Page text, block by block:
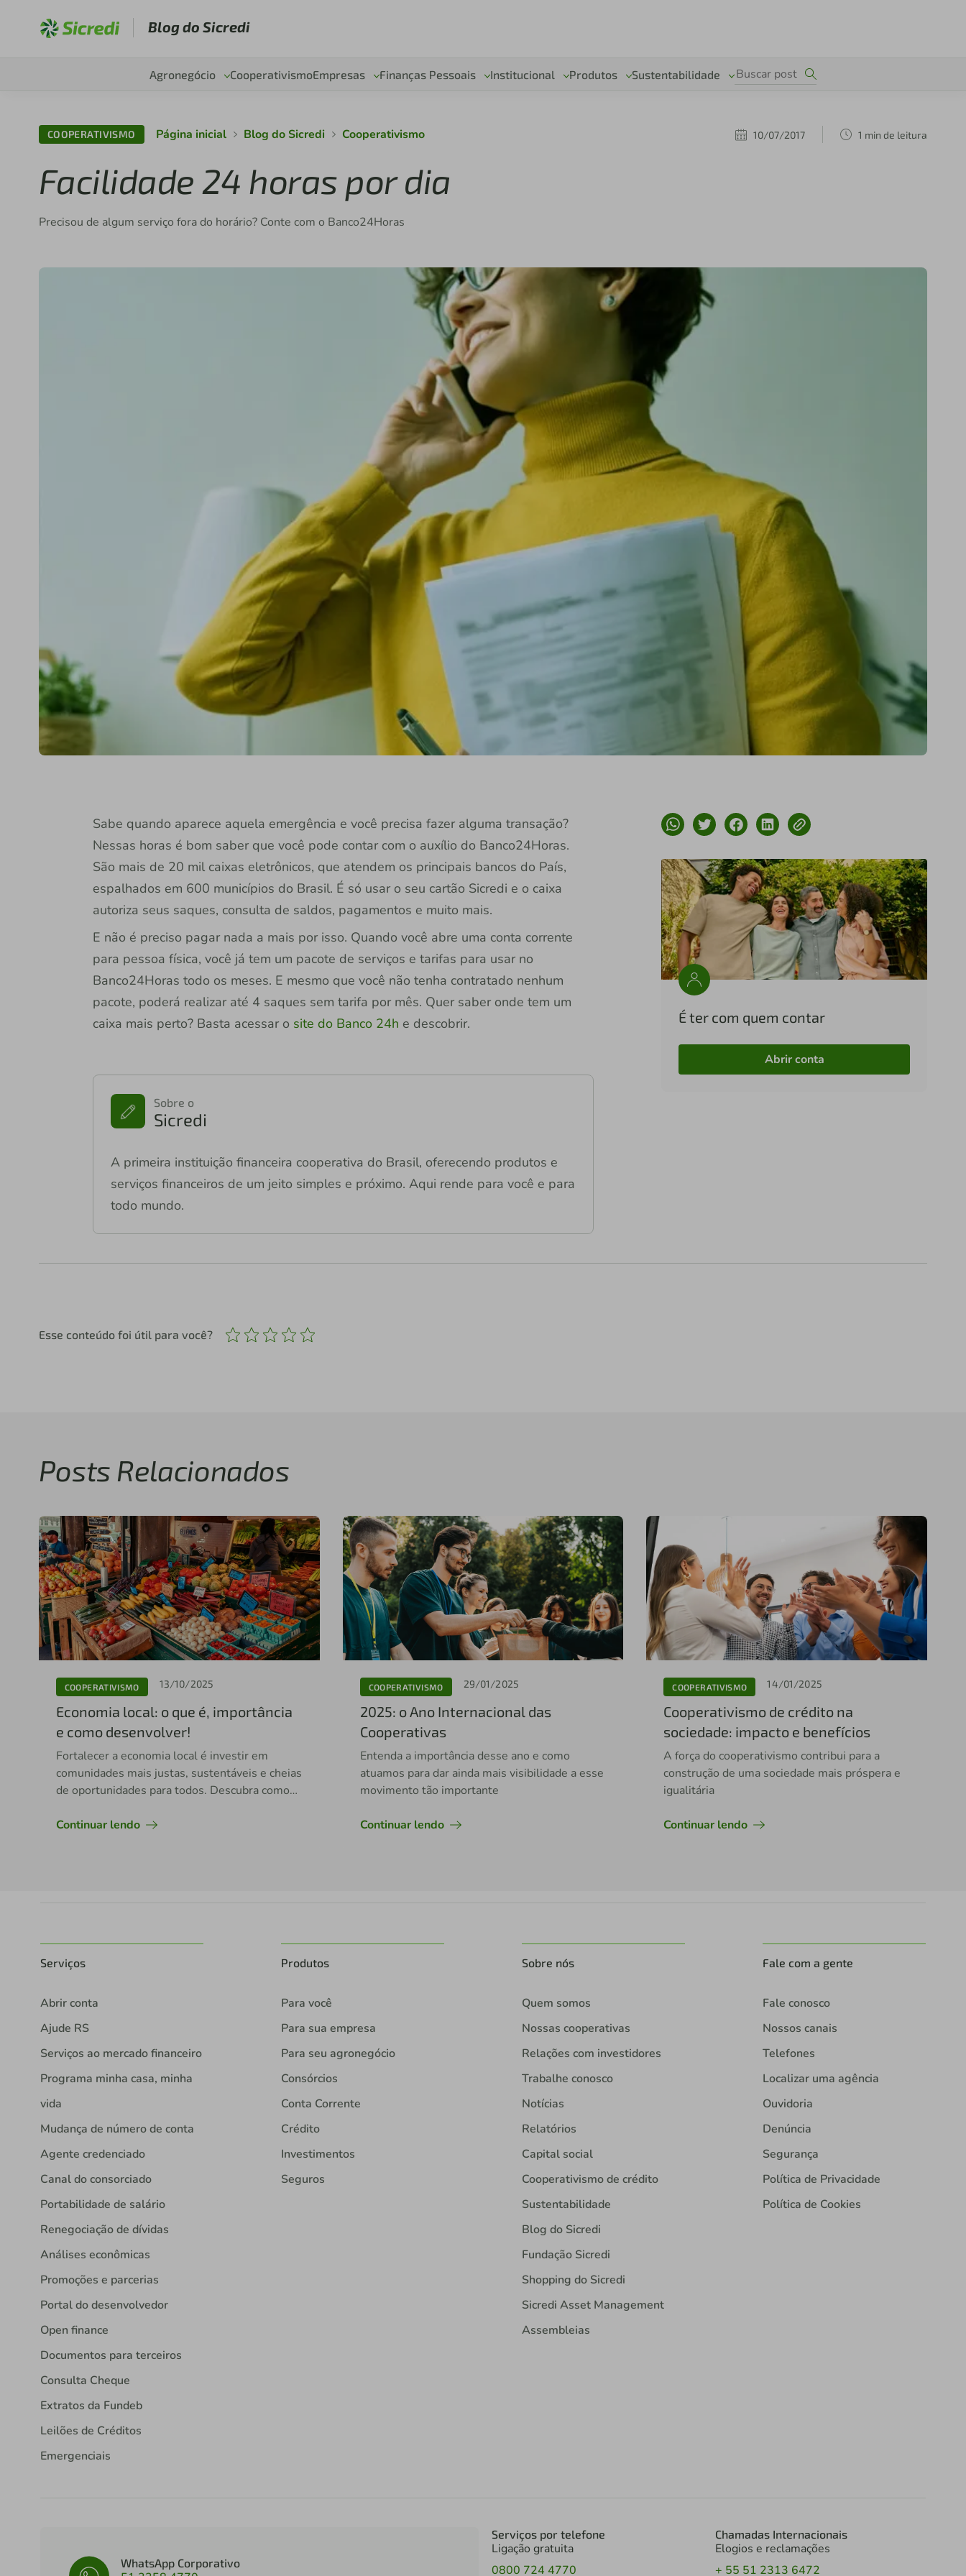
Blog do Sicredi
Agronegócio CooperativismoEmpresas Finanças Pessoais Institucional Produtos Sustentabilidade
COOPERATIVISMO Página inicial Blog do Sicredi Cooperativismo 10/07/2017 1 min de leitura
Facilidade 24 horas por dia
Precisou de algum serviço fora do horário? Conte com o Banco24Horas
Sabe quando aparece aquela emergência e você precisa fazer alguma transação?
Nessas horas é bom saber que você pode contar com o auxílio do Banco24Horas.
São mais de 20 mil caixas eletrônicos, que atendem os principais bancos do País,
espalhados em 600 municípios do Brasil. É só usar o seu cartão Sicredi e o caixa
autoriza seus saques, consulta de saldos, pagamentos e muito mais.
E não é preciso pagar nada a mais por isso. Quando você abre uma conta corrente
para pessoa física, você já tem um pacote de serviços e tarifas para usar no
Banco24Horas todo os meses. E mesmo que você não tenha contratado nenhum
pacote, poderá realizar até 4 saques sem tarifa por mês. Quer saber onde tem um
caixa mais perto? Basta acessar o site do Banco 24h e descobrir.
Sobre o
Sicredi
A primeira instituição financeira cooperativa do Brasil, oferecendo produtos e
serviços financeiros de um jeito simples e próximo. Aqui rende para você e para
todo mundo.
É ter com quem contar
Abrir conta
Esse conteúdo foi útil para você?
Posts Relacionados
COOPERATIVISMO 13/10/2025
Economia local: o que é, importância
e como desenvolver!
Fortalecer a economia local é investir em
comunidades mais justas, sustentáveis e cheias
de oportunidades para todos. Descubra como
Continuar lendo
COOPERATIVISMO 29/01/2025
2025: o Ano Internacional das
Cooperativas
Entenda a importância desse ano e como
atuamos para dar ainda mais visibilidade a esse
movimento tão importante
Continuar lendo
COOPERATIVISMO 14/01/2025
Cooperativismo de crédito na
sociedade: impacto e benefícios
A força do cooperativismo contribui para a
construção de uma sociedade mais próspera e
igualitária
Continuar lendo
Serviços
Abrir conta
Ajude RS
Serviços ao mercado financeiro
Programa minha casa, minha
vida
Mudança de número de conta
Agente credenciado
Canal do consorciado
Portabilidade de salário
Renegociação de dívidas
Análises econômicas
Promoções e parcerias
Portal do desenvolvedor
Open finance
Documentos para terceiros
Consulta Cheque
Extratos da Fundeb
Leilões de Créditos
Emergenciais
Produtos
Para você
Para sua empresa
Para seu agronegócio
Consórcios
Conta Corrente
Crédito
Investimentos
Seguros
Sobre nós
Quem somos
Nossas cooperativas
Relações com investidores
Trabalhe conosco
Notícias
Relatórios
Capital social
Cooperativismo de crédito
Sustentabilidade
Blog do Sicredi
Fundação Sicredi
Shopping do Sicredi
Sicredi Asset Management
Assembleias
Fale com a gente
Fale conosco
Nossos canais
Telefones
Localizar uma agência
Ouvidoria
Denúncia
Segurança
Política de Privacidade
Política de Cookies
WhatsApp Corporativo
Serviços por telefone
Ligação gratuita
0800 724 4770
Chamadas Internacionais
Elogios e reclamações
+ 55 51 2313 6472